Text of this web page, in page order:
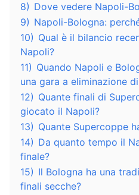
8) Dove vedere Napoli-
9) Napoli-Bologna:
10) Qual è il bilancio
Napoli?
11) Quando Napoli e
una gara a eliminazione
12) Quante finali di
giocato il Napoli?
13) Quante Supercoppe
14) Da quanto tempo il
finale?
15) Il Bologna ha una
finali secche?